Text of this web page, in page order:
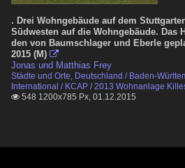
. Drei Wohngebäude auf dem
Südwesten auf die Wohngebäude. Das
den von Baumschlager und Eberle
2015 (M) 
Jonas und Matthias Frey
Städte und Orte, Deutschland / Baden-
International / KCAP / 2013 Wohnanlage
 548 1200x785 Px, 01.12.2015